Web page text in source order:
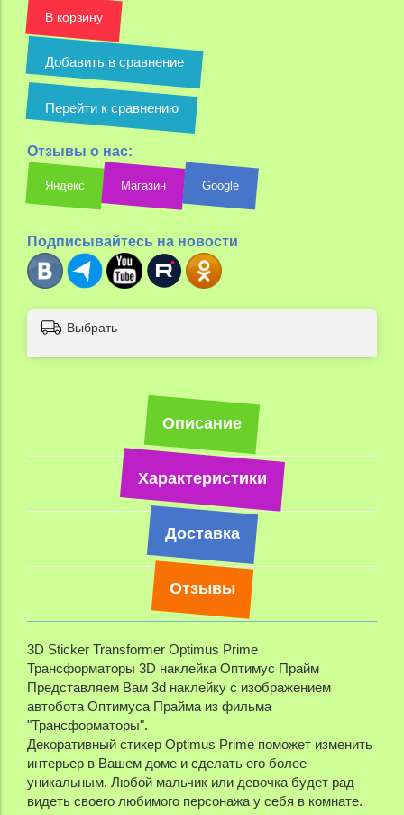
В корзину
Добавить в сравнение
Перейти к сравнению
Отзывы о нас:
Яндекс Магазин Google
Подписывайтесь на новости
Выбрать
Описание
Характеристики
Доставка
Отзывы
3D Sticker Transformer Optimus Prime
Трансформаторы 3D наклейка Оптимус Прайм
Представляем Вам 3d наклейку с изображением
автобота Оптимуса Прайма из фильма
"Трансформаторы".
Декоративный стикер Optimus Prime поможет изменить
интерьер в Вашем доме и сделать его более
уникальным. Любой мальчик или девочка будет рад
видеть своего любимого персонажа у себя в комнате.